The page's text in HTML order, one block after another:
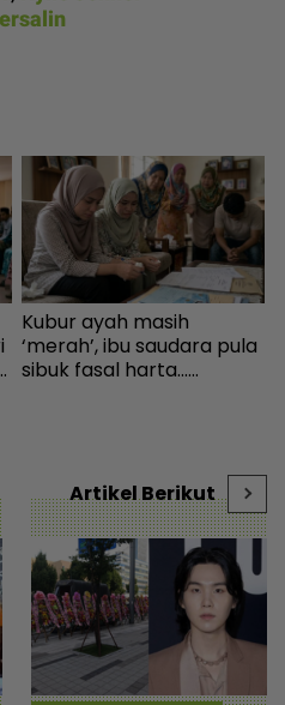
Kubur ayah masih
‘merah’, ibu saudara pula
sibuk fasal harta...
Artikel Berikut